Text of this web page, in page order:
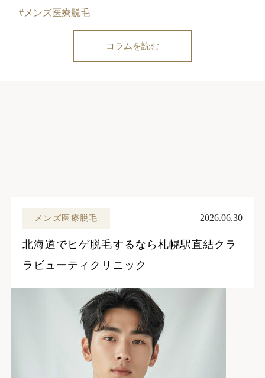
メンズ医療脱毛
コラムを読む
メンズ医療脱毛 2026.06.30
北海道でヒゲ脱毛するなら札幌駅直結クラ
ラビューティクリニック